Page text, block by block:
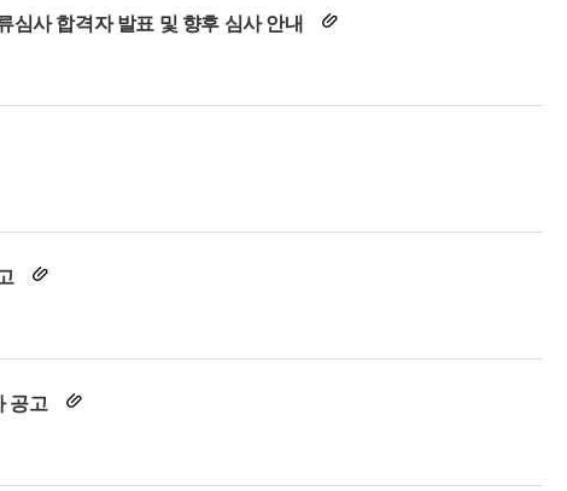
심사 합격자 발표 및 향후 심사 안내
공고